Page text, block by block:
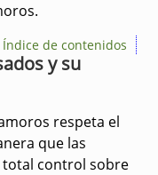
Índice de contenidos
y su
respeta el
que las
total control sobre